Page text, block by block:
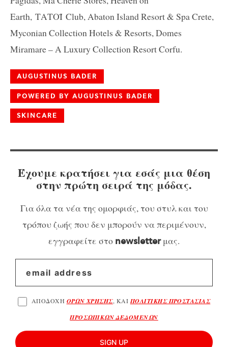
Earth, ΤΑΤΟΪ Club, Abaton Island Resort & Spa Crete,
Myconian Collection Hotels & Resorts, Domes
Miramare – A Luxury Collection Resort Corfu.
AUGUSTINUS BADER
POWERED BY AUGUSTINUS BADER
SKINCARE
Έχουμε κρατήσει για εσάς μια θέση
στην πρώτη σειρά της μόδας.
Για όλα τα νέα της ομορφιάς, του στυλ και του
τρόπου ζωής που δεν μπορούν να περιμένουν,
εγγραφείτε στο newsletterμας.
ΑΠΟΔΟΧΗ ΟΡΩΝ ΧΡΗΣΗΣ, ΚΑΙ ΠΟΛΙΤΙΚΗΣ ΠΡΟΣΤΑΣΙΑΣ
ΠΡΟΣΩΠΙΚΩΝ ΔΕΔΟΜΕΝΩΝ
SIGN UP